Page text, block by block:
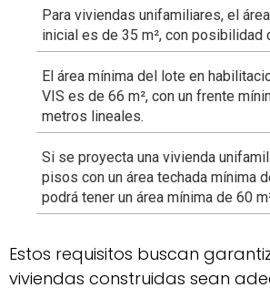
Para viviendas unifamiliares, el
inicial es de 35 m², con posibilidad
El área mínima del lote en
VIS es de 66 m², con un frente
metros lineales.
Si se proyecta una vivienda
pisos con un área techada mínima
podrá tener un área mínima de 60
Estos requisitos buscan
viviendas construidas sean